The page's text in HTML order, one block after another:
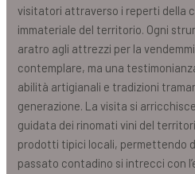
visitatori attraverso i reperti della
immateriale del territorio. Ogni
aratro agli attrezzi per la
contemplare, ma una
abilità artigianali e tradizioni
generazione. La visita si
guidata dei rinomati vini del
prodotti tipici locali, permettendo
passato contadino si intrecci con